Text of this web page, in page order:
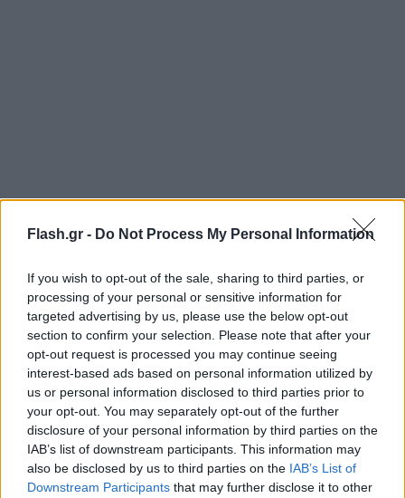
Flash.gr - Do Not Process My Personal Information
If you wish to opt-out of the sale, sharing to third parties, or
processing of your personal or sensitive information for
targeted advertising by us, please use the below opt-out
section to confirm your selection. Please note that after your
opt-out request is processed you may continue seeing
interest-based ads based on personal information utilized by
us or personal information disclosed to third parties prior to
your opt-out. You may separately opt-out of the further
disclosure of your personal information by third parties on the
IAB’s list of downstream participants. This information may
also be disclosed by us to third parties on the IAB’s List of
Downstream Participants that may further disclose it to other
«Οι Τούρκοι κάνουν το κοκορέτσι μόνο με έντερο,
κόβουν μια φέτα αφού ψηθεί (δεν το ψήνουν σε
φούρνους και σε φωτιές όπως εμείς, το βάζουν σε
καυτά πιθάρια), την ψιλοκόβουν και την
ανακατεύουν με μια κόκκινη πιπεριά και την
κάνουν σάντουιτς», είπε.
«Αντίθετα, εμείς βάζουμε το συκώτι, τη σπλήνα,
πολλά γλυκάδια, τυλίγουμε με μπόλια και μετά με